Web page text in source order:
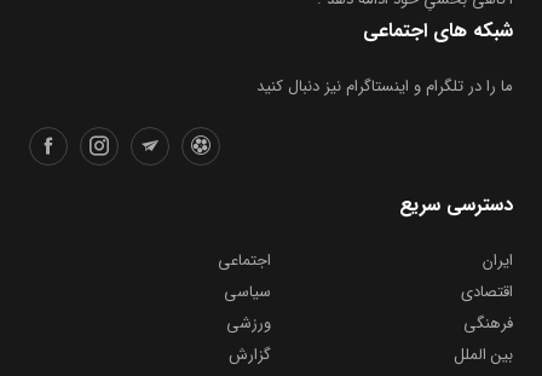
شبکه های اجتماعی
ما را در تلگرام و اینستاگرام نیز دنبال کنید
دسترسی سریع
ایران
اجتماعی
اقتصادی
سیاسی
فرهنگی
ورزشی
بین الملل
گزارش